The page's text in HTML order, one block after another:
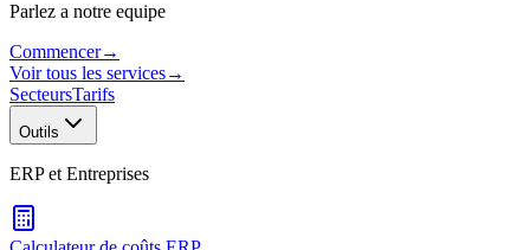
Parlez a notre equipe
Commencer→
Voir tous les services→
SecteursTarifs
Outils
ERP et Entreprises